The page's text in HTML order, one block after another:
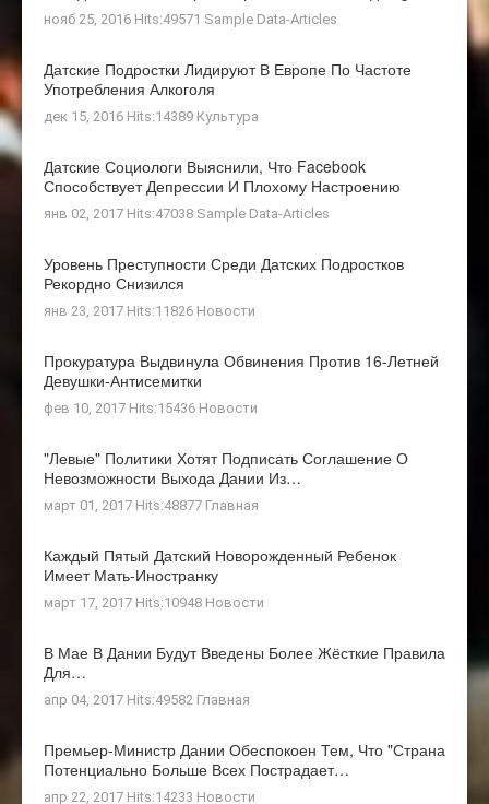
нояб 25, 2016 Hits:49571 Sample Data-Articles
Датские Подростки Лидируют В Европе По Частоте
Употребления Алкоголя
дек 15, 2016 Hits:14389 Культура
Датские Социологи Выяснили, Что Facebook
Способствует Депрессии И Плохому Настроению
янв 02, 2017 Hits:47038 Sample Data-Articles
Уровень Преступности Среди Датских Подростков
Рекордно Снизился
янв 23, 2017 Hits:11826 Новости
Прокуратура Выдвинула Обвинения Против 16-Летней
Девушки-Антисемитки
фев 10, 2017 Hits:15436 Новости
"Левые" Политики Хотят Подписать Соглашение О
Невозможности Выхода Дании Из…
март 01, 2017 Hits:48877 Главная
Каждый Пятый Датский Новорожденный Ребенок
Имеет Мать-Иностранку
март 17, 2017 Hits:10948 Новости
В Мае В Дании Будут Введены Более Жёсткие Правила
Для…
апр 04, 2017 Hits:49582 Главная
Премьер-Министр Дании Обеспокоен Тем, Что "страна
Потенциально Больше Всех Пострадает…
апр 22, 2017 Hits:14233 Новости